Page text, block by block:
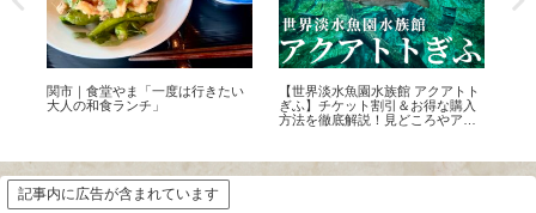
関市｜食堂やま「一度は行きたい
大人の和食ランチ」
【世界淡水魚園水族館 アクアトト
ぎふ】チケット割引＆お得な購入
方法を徹底解説！見どころやアク
記事内に広告が含まれています